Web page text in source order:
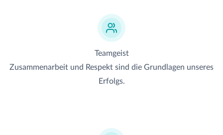
Teamgeist
Zusammenarbeit und Respekt sind die Grundlagen unseres
Erfolgs.